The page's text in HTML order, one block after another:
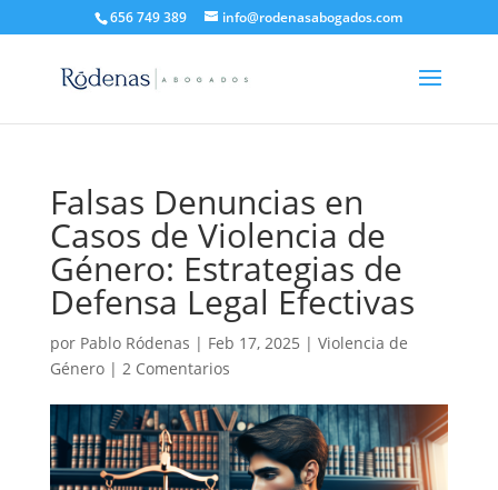
656 749 389 info@rodenasabogados.com
Falsas Denuncias en
Casos de Violencia de
Género: Estrategias de
Defensa Legal Efectivas
por Pablo Ródenas | Feb 17, 2025 | Violencia de
Género| 2 Comentarios